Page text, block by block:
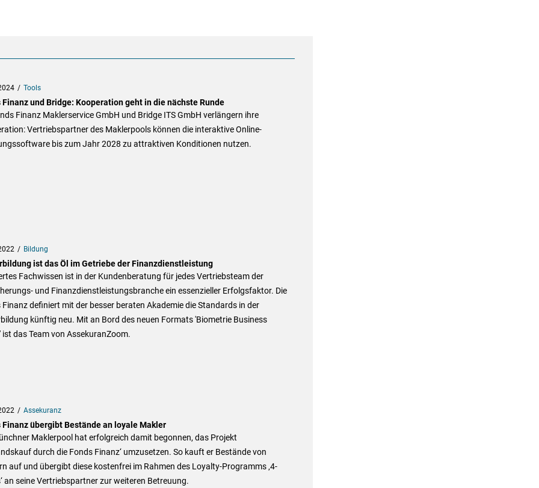
Tools
Finanz und Bridge: Kooperation geht in die nächste Runde
Finanz Maklerservice GmbH und Bridge ITS GmbH verlängern ihre
Vertriebspartner des Maklerpools können die interaktive Online-
bis zum Jahr 2028 zu attraktiven Konditionen nutzen.
Bildung
ist das Öl im Getriebe der Finanzdienstleistung
Fachwissen ist in der Kundenberatung für jedes Vertriebsteam der
und Finanzdienstleistungsbranche ein essenzieller Erfolgsfaktor. Die
Finanz definiert mit der besser beraten Akademie die Standards in der
künftig neu. Mit an Bord des neuen Formats 'Biometrie Business
ist das Team von AssekuranZoom.
Assekuranz
Finanz übergibt Bestände an loyale Makler
Maklerpool hat erfolgreich damit begonnen, das Projekt
durch die Fonds Finanz‘ umzusetzen. So kauft er Bestände von
auf und übergibt diese kostenfrei im Rahmen des Loyalty-Programms ‚4-
an seine Vertriebspartner zur weiteren Betreuung.